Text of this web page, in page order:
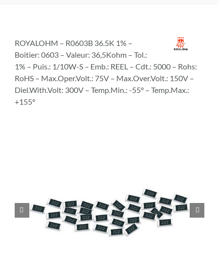
ROYALOHM – R0603B 36.5K 1% –
Boitier: 0603 – Valeur: 36,5Kohm – Tol.:
1% – Puis.: 1/10W-S – Emb.: REEL – Cdt.: 5000 – Rohs:
RoHS – Max.Oper.Volt.: 75V – Max.Over.Volt.: 150V –
Diel.With.Volt: 300V – Temp.Min.: -55° – Temp.Max.:
+155°
 